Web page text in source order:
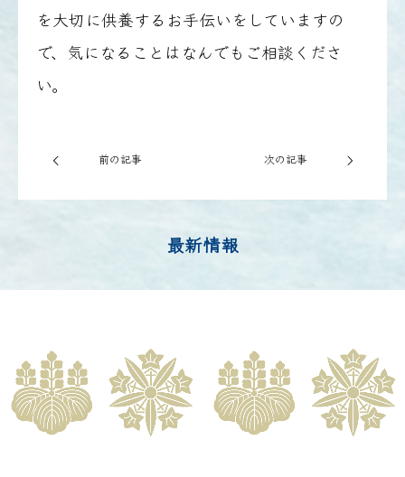
を大切に供養するお手伝いをしていますの
で、気になることはなんでもご相談くださ
い。
前の記事 次の記事
最新情報